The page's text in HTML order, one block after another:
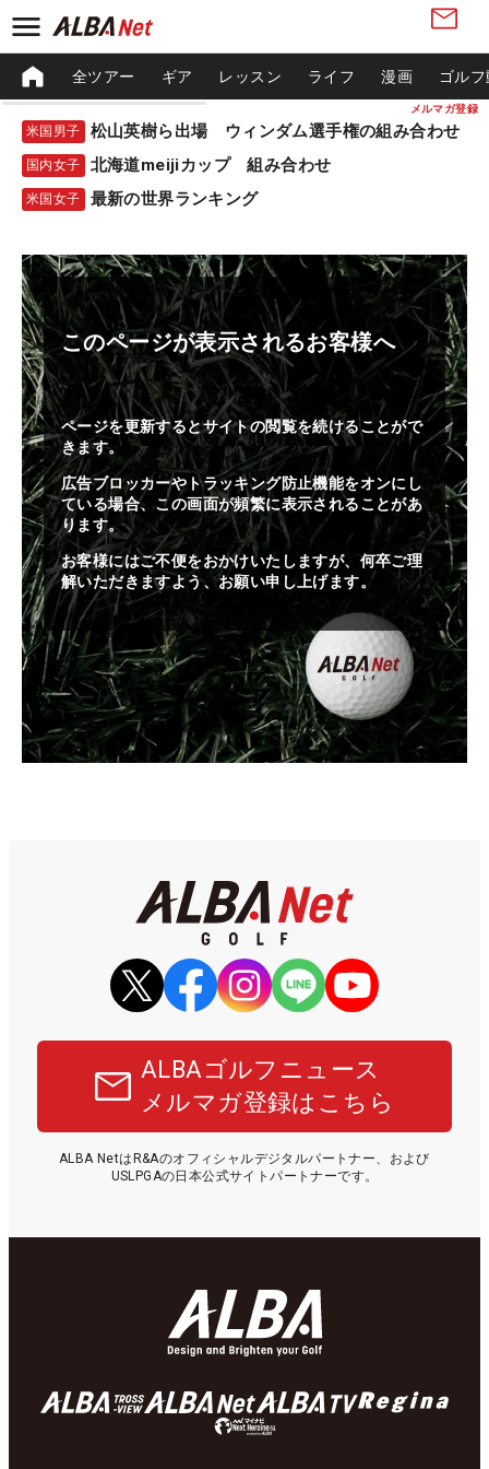
メルマガ登録
全ツアー ギア レッスン ライフ 漫画 ゴル
米国男子 松山英樹ら出場 ウィンダム選手権の組み合わせ
国内女子 北海道meijiカップ 組み合わせ
米国女子 最新の世界ランキング
このページが表示されるお客様へ
ページを更新するとサイトの閲覧を続けることがで
きます。
広告ブロッカーやトラッキング防止機能をオンにし
ている場合、この画面が頻繁に表示されることがあ
ります。
お客様にはご不便をおかけいたしますが、何卒ご理
解いただきますよう、お願い申し上げます。
ALBAゴルフニュース
メルマガ登録はこちら
ALBA NetはR&Aのオフィシャルデジタルパートナー、および
USLPGAの日本公式サイトパートナーです。